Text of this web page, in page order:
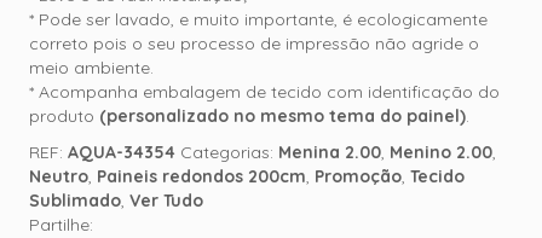
* Pode ser lavado, e muito importante, é ecologicamente
correto pois o seu processo de impressão não agride o
meio ambiente.
* Acompanha embalagem de tecido com identificação do
produto (personalizado no mesmo tema do painel).
REF: AQUA-34354 Categorias: Menina 2.00, Menino 2.00,
Neutro, Paineis redondos 200cm, Promoção, Tecido
Sublimado, Ver Tudo
Partilhe: